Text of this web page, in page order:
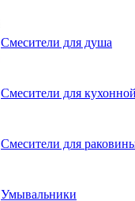
Смесители для душа
Смесители для
Смесители для
Умывальники